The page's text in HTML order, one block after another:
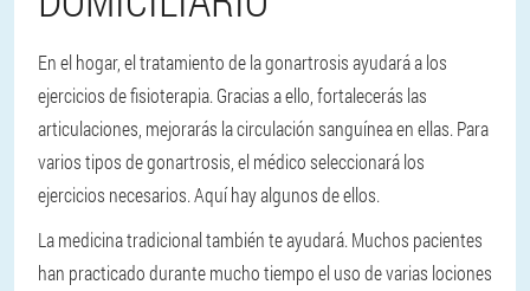
En el hogar, el tratamiento de la gonartrosis ayudará a los
ejercicios de fisioterapia. Gracias a ello, fortalecerás las
articulaciones, mejorarás la circulación sanguínea en ellas. Para
varios tipos de gonartrosis, el médico seleccionará los
ejercicios necesarios. Aquí hay algunos de ellos.
La medicina tradicional también te ayudará. Muchos pacientes
han practicado durante mucho tiempo el uso de varias lociones